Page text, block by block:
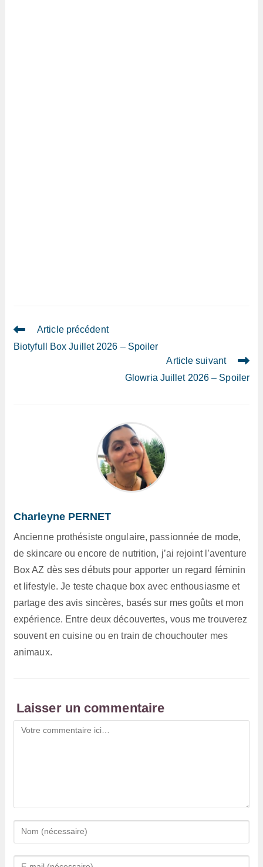
Read
articles
Article précédent
Biotyfull Box Juillet 2026 – Spoiler
Article suivant
Glowria Juillet 2026 – Spoiler
Charleyne PERNET
Ancienne prothésiste ongulaire, passionnée de mode,
de skincare ou encore de nutrition, j’ai rejoint l’aventure
Box AZ dès ses débuts pour apporter un regard féminin
et lifestyle. Je teste chaque box avec enthousiasme et
partage des avis sincères, basés sur mes goûts et mon
expérience. Entre deux découvertes, vous me trouverez
souvent en cuisine ou en train de chouchouter mes
animaux.
Laisser un commentaire
Comment
Enter
your
name
Enter